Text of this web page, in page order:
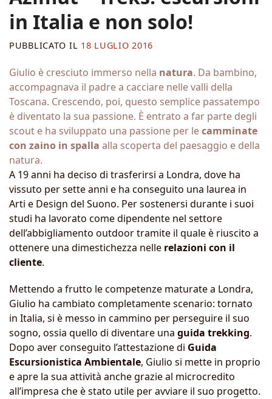
in Italia e non solo!
PUBBLICATO IL 18 LUGLIO 2016
Giulio è cresciuto immerso nella natura. Da bambino,
accompagnava il padre a cacciare nelle valli della
Toscana. Crescendo, poi, questo semplice passatempo
è diventato la sua passione. È entrato a far parte degli
scout e ha sviluppato una passione per lecamminate
con zaino in spalla alla scoperta del paesaggio e della
natura.
A 19 anni ha deciso di trasferirsi a Londra, dove ha
vissuto per sette anni e ha conseguito una laurea in
Arti e Design del Suono. Per sostenersi durante i suoi
studi ha lavorato come dipendente nel settore
dell’abbigliamento outdoor tramite il quale è riuscito a
ottenere una dimestichezza nelle relazioni con il
cliente.
Mettendo a frutto le competenze maturate a Londra,
Giulio ha cambiato completamente scenario: tornato
in Italia, si è messo in cammino per perseguire il suo
sogno, ossia quello di diventare una guida trekking.
Dopo aver conseguito l’attestazione di Guida
Escursionistica Ambientale, Giulio si mette in proprio
e apre la sua attività anche grazie al microcredito
all’impresa che è stato utile per avviare il suo progetto.